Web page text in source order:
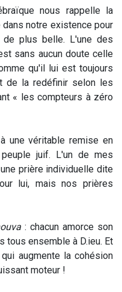
nous rappelle la
notre existence pour
plus belle. L'une des
sans aucun doute celle
qu'il lui est toujours
de la redéfinir selon les
« les compteurs à zéro
une véritable remise en
juif. L'un de mes
prière individuelle dite
lui, mais nos prières
: chacun amorce son
tous ensemble à D.ieu. Et
augmente la cohésion
moteur !